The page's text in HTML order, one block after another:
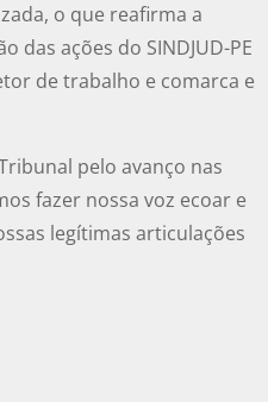
o que reafirma a
ações do SINDJUD-PE
de trabalho e comarca e
pelo avanço nas
fazer nossa voz ecoar e
legítimas articulações